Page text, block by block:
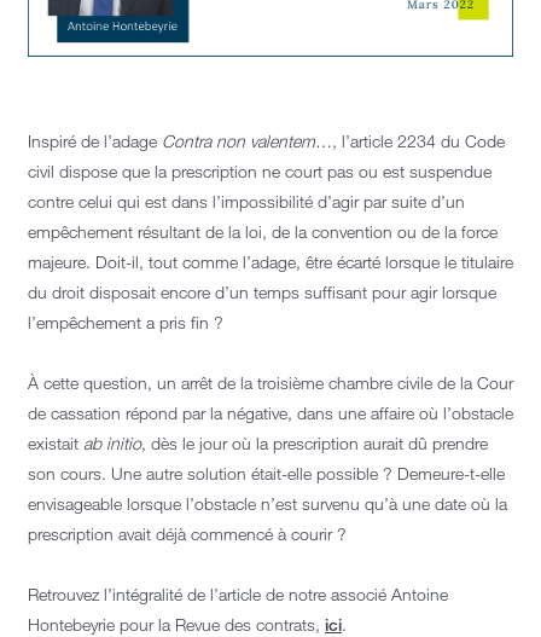
Inspiré de l’adage Contra non valentem…, l’article 2234 du Code
civil dispose que la prescription ne court pas ou est suspendue
contre celui qui est dans l’impossibilité d’agir par suite d’un
empêchement résultant de la loi, de la convention ou de la force
majeure. Doit-il, tout comme l’adage, être écarté lorsque le titulaire
du droit disposait encore d’un temps suffisant pour agir lorsque
l’empêchement a pris fin ?
À cette question, un arrêt de la troisième chambre civile de la Cour
de cassation répond par la négative, dans une affaire où l’obstacle
existait ab initio, dès le jour où la prescription aurait dû prendre
son cours. Une autre solution était-elle possible ? Demeure-t-elle
envisageable lorsque l’obstacle n’est survenu qu’à une date où la
prescription avait déjà commencé à courir ?
Retrouvez l’intégralité de l’article de notre associé Antoine
Hontebeyrie pour la Revue des contrats, ici.